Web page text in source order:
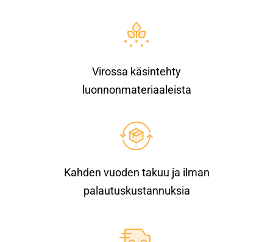
Virossa käsintehty
luonnonmateriaaleista
Kahden vuoden takuu ja ilman
palautuskustannuksia